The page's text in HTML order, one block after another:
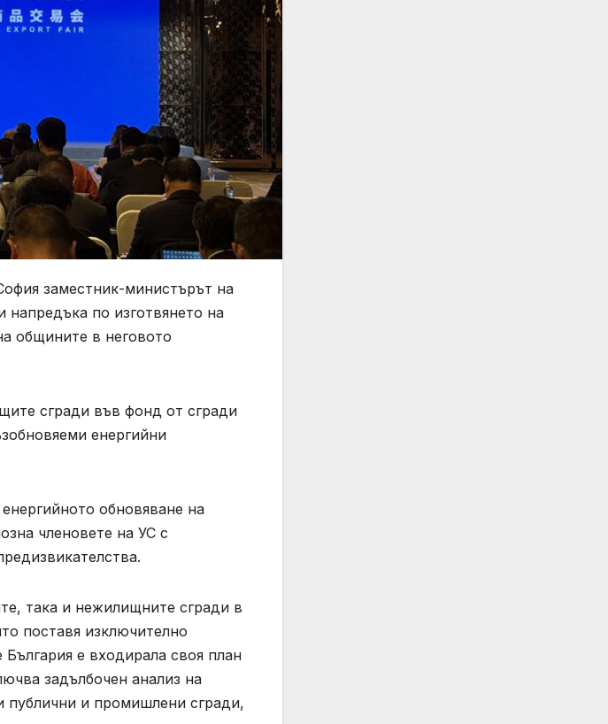
заместник-министърът на
напредъка по изготвянето на
общините в неговото
сгради във фонд от сгради
енергийни
обновяване на
членовете на УС с
така и нежилищните сгради в
поставя изключително
е входирала своя план
задълбочен анализ на
и промишлени сгради,